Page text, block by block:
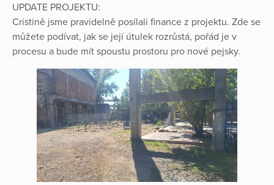
UPDATE PROJEKTU:
Cristině jsme pravidelně posílali finance z projektu. Zde se
můžete podívat, jak se její útulek rozrůstá, pořád je v
procesu a bude mít spoustu prostoru pro nové pejsky.